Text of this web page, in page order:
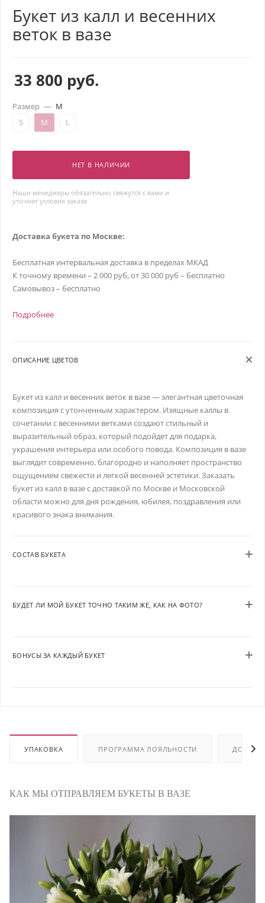
Букет из калл и весенних
веток в вазе
33 800 руб.
Размер — M
S
M L
НЕТ В НАЛИЧИИ
Наши менеджеры обязательно свяжутся с вами и
уточнят условия заказа
Доставка букета по Москве:
Бесплатная интервальная доставка в пределах МКАД
К точному времени – 2 000 руб, от 30 000 руб – бесплатно
Самовывоз – бесплатно
Подробнее
ОПИСАНИЕ ЦВЕТОВ
Букет из калл и весенних веток в вазе — элегантная цветочная
композиция с утонченным характером. Изящные каллы в
сочетании с весенними ветками создают стильный и
выразительный образ, который подойдет для подарка,
украшения интерьера или особого повода. Композиция в вазе
выглядит современно, благородно и наполняет пространство
ощущением свежести и легкой весенней эстетики. Заказать
букет из калл в вазе с доставкой по Москве и Московской
области можно для дня рождения, юбилея, поздравления или
красивого знака внимания.
СОСТАВ БУКЕТА
БУДЕТ ЛИ МОЙ БУКЕТ ТОЧНО ТАКИМ ЖЕ, КАК НА ФОТО?
БОНУСЫ ЗА КАЖДЫЙ БУКЕТ
УПАКОВКА ПРОГРАММА ЛОЯЛЬНОСТИ
КАК МЫ ОТПРАВЛЯЕМ БУКЕТЫ В ВАЗЕ